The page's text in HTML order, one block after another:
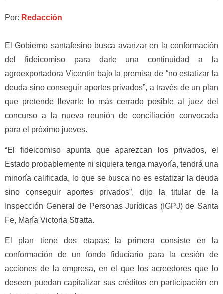
Por: Redacción
El Gobierno santafesino busca avanzar en la conformación
del fideicomiso para darle una continuidad a la
agroexportadora Vicentin bajo la premisa de “no estatizar la
deuda sino conseguir aportes privados”, a través de un plan
que pretende llevarle lo más cerrado posible al juez del
concurso a la nueva reunión de conciliación convocada
para el próximo jueves.
“El fideicomiso apunta que aparezcan los privados, el
Estado probablemente ni siquiera tenga mayoría, tendrá una
minoría calificada, lo que se busca no es estatizar la deuda
sino conseguir aportes privados”, dijo la titular de la
Inspección General de Personas Jurídicas (IGPJ) de Santa
Fe, María Victoria Stratta.
El plan tiene dos etapas: la primera consiste en la
conformación de un fondo fiduciario para la cesión de
acciones de la empresa, en el que los acreedores que lo
deseen puedan capitalizar sus créditos en participación en